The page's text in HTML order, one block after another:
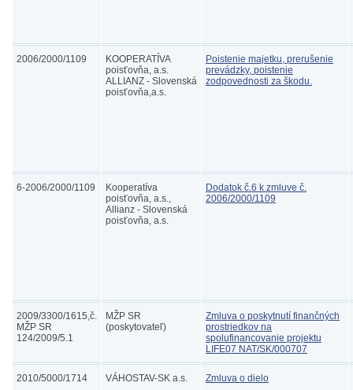
2006/2000/1109
KOOPERATÍVA
poisťovňa, a.s.
ALLIANZ - Slovenská
poisťovňa,a.s.
Poistenie majetku, prerušenie
prevádzky, poistenie
zodpovednosti za škodu.
6-2006/2000/1109
Kooperatíva
poisťovňa, a.s.,
Allianz - Slovenská
poisťovňa, a.s.
Dodatok č.6 k zmluve č.
2006/2000/1109
2009/3300/1615,č.
MŽP SR
124/2009/5.1
MŽP SR
(poskytovateľ)
Zmluva o poskytnutí finančných
prostriedkov na
spolufinancovanie projektu
LIFE07 NAT/SK/000707
2010/5000/1714 VÁHOSTAV-SK a.s. Zmluva o dielo